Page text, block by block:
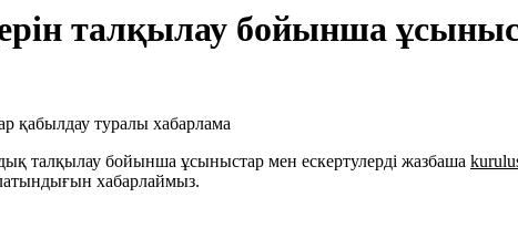
талқылау бойынша
талқылау бойынша ұсыныстар мен ескертулерді жазбаша
хабарлаймыз.